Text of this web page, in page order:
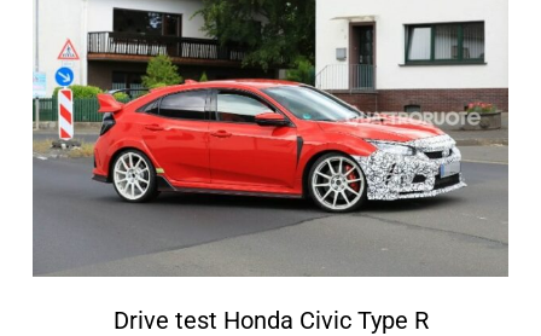
Drive test Honda Civic Type R